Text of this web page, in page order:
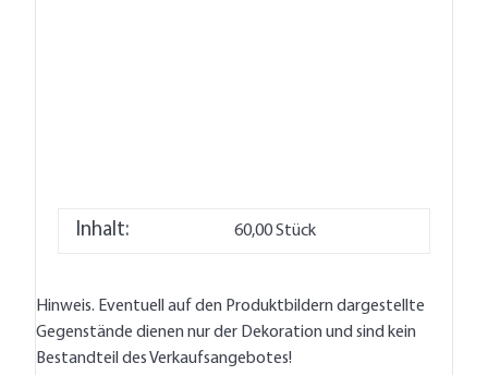
Inhalt: 60,00 Stück
Hinweis. Eventuell auf den Produktbildern dargestellte
Gegenstände dienen nur der Dekoration und sind kein
Bestandteil des Verkaufsangebotes!